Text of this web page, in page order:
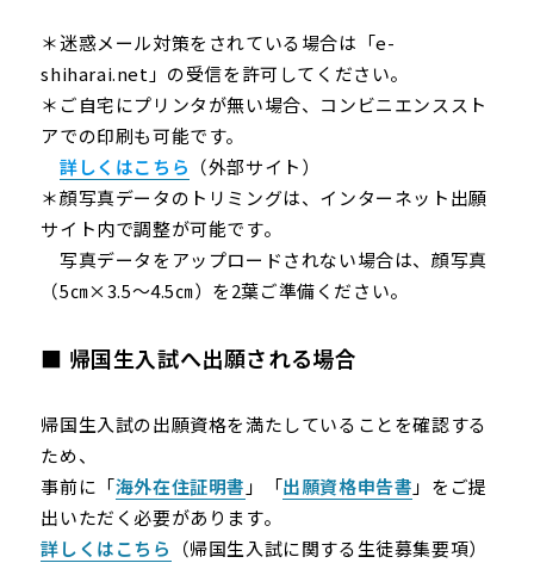
＊迷惑メール対策をされている場合は「e-
shiharai.net」の受信を許可してください。
＊ご自宅にプリンタが無い場合、コンビニエンススト
アでの印刷も可能です。
詳しくはこちら （外部サイト）
＊顔写真データのトリミングは、インターネット出願
サイト内で調整が可能です。
写真データをアップロードされない場合は、顔写真
（5㎝×3.5～4.5㎝）を2葉ご準備ください。
■ 帰国生入試へ出願される場合
帰国生入試の出願資格を満たしていることを確認する
ため、
事前に「海外在住証明書 」「出願資格申告書 」をご提
出いただく必要があります。
詳しくはこちら
（帰国生入試に関する生徒募集要項）